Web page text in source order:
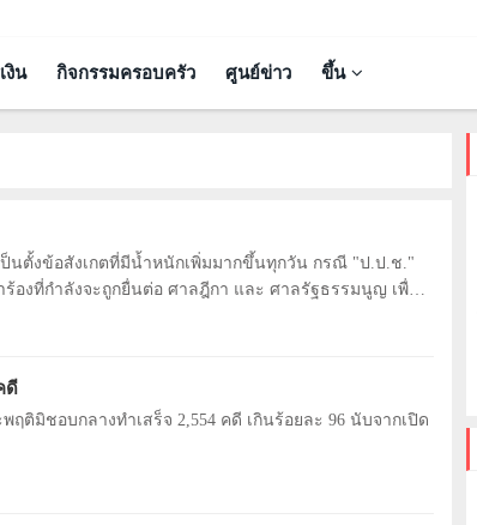
งิน กิจกรรมครอบครัว ศูนย์ข่าว ขึ้น
ป็นตั้งข้อสังเกตที่มีน้ำหนักเพิ่มมากขึ้นทุกวัน กรณี "ป.ป.ช."
องที่กำลังจะถูกยื่นต่อ ศาลฎีกา และ ศาลรัฐธรรมนูญ เพื่อ
ดี
มิชอบกลางทำเสร็จ 2,554 คดี เกินร้อยละ 96 นับจากเปิด